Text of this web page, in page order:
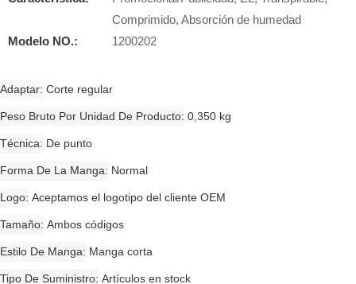
Comprimido, Absorción de humedad
Modelo NO.:
1200202
Adaptar Corte regular
Peso Bruto Por Unidad De Producto 0,350 kg
Técnica De punto
Forma De La Manga Normal
Logo Aceptamos el logotipo del cliente OEM
Tamaño Ambos códigos
Estilo De Manga Manga corta
Tipo De Suministro Artículos en stock